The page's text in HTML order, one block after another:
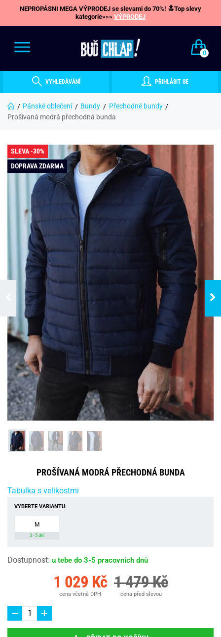
NEPROPÁSNI MEGA VÝPRODEJ se slevami do 70%! 🔝Top slevy
kategorie»»» VÝPRODEJ
0
VYHLEDÁVÁNÍ PŘIHLÁSIT SE
Pánské oblečení Bundy
Přechodné bundy
Prošívaná modrá přechodná bunda
SLEVA -30%
DOPRAVA ZDARMA
PROŠÍVANÁ MODRÁ PŘECHODNÁ BUNDA
Tabulka s velikostmi
VYBERTE VARIANTU:
M
3 - 5 dní
Dostupnost: u tebe do 3-5 pracovních dnů
1 029 Kč
cena včetně DPH
1 479 Kč
cena před slevou